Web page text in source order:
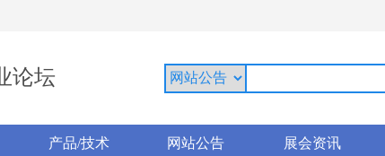
论坛
产品/技术 网站公告 展会资讯